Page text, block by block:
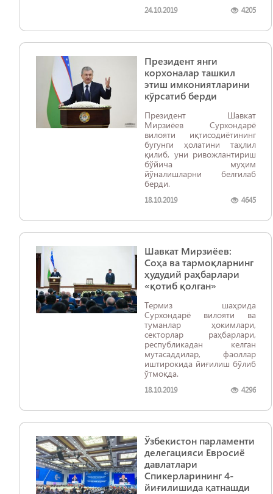
24.10.2019 4205
Президент янги
корхоналар ташкил
этиш имкониятларини
кўрсатиб берди
Президент Шавкат
Мирзиёев Сурхондарё
вилояти иқтисодиётининг
бугунги ҳолатини таҳлил
қилиб, уни ривожлантириш
бўйича муҳим
йўналишларни белгилаб
берди.
18.10.2019 4645
Шавкат Мирзиёев:
Соҳа ва тармоқларнинг
ҳудудий раҳбарлари
«қотиб қолган»
Термиз шаҳрида
Сурхондарё вилояти ва
туманлар ҳокимлари,
секторлар раҳбарлари,
республикадан келган
мутасаддилар, фаоллар
иштирокида йиғилиш бўлиб
ўтмоқда.
18.10.2019 4296
Ўзбекистон парламенти
делегацияси Евросиё
давлатлари
Спикерларининг 4-
йиғилишида қатнашди